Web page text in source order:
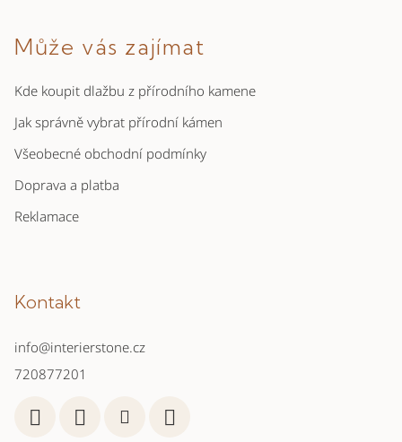
Může vás zajímat
Kde koupit dlažbu z přírodního kamene
Jak správně vybrat přírodní kámen
Všeobecné obchodní podmínky
Doprava a platba
Reklamace
Kontakt
info@interierstone.cz
720877201